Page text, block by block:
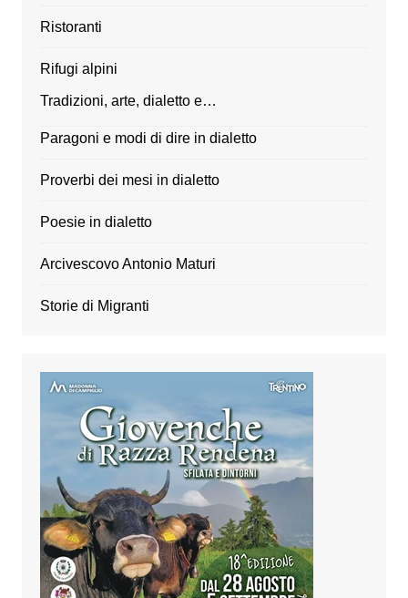
Ristoranti
Rifugi alpini
Tradizioni, arte, dialetto e…
Paragoni e modi di dire in dialetto
Proverbi dei mesi in dialetto
Poesie in dialetto
Arcivescovo Antonio Maturi
Storie di Migranti